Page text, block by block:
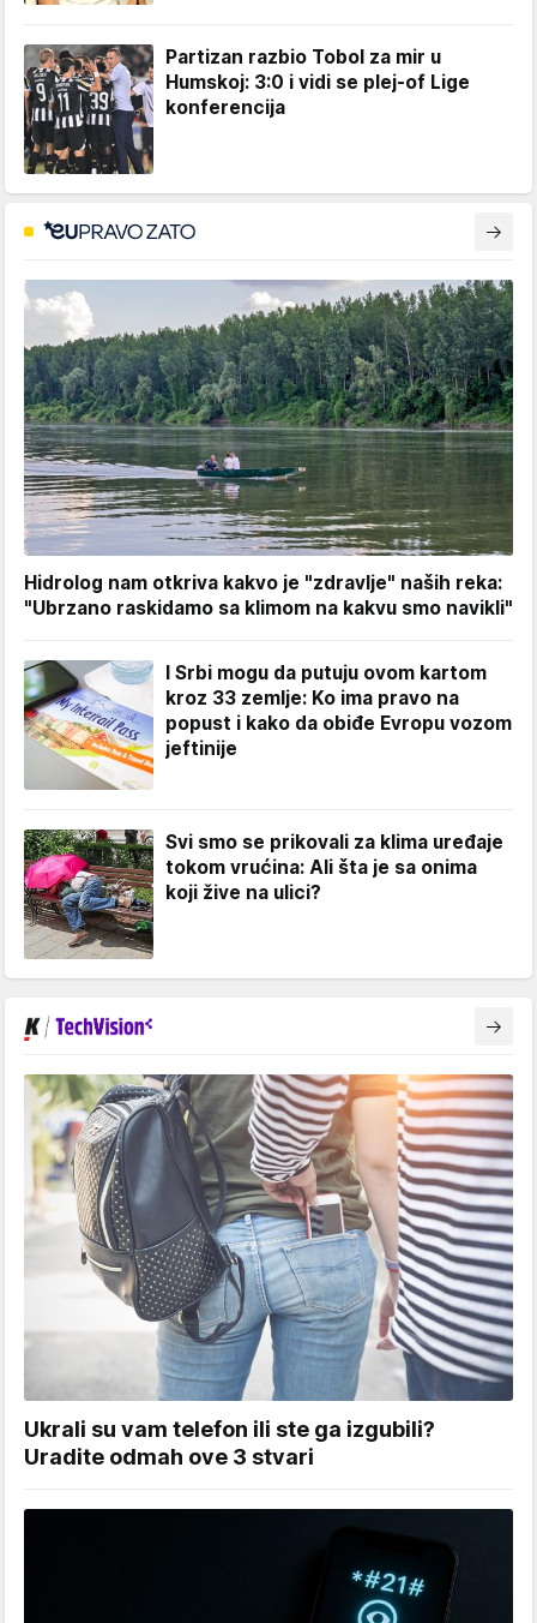
Partizan razbio Tobol za mir u
Humskoj: 3:0 i vidi se plej-of Lige
konferencija
Hidrolog nam otkriva kakvo je "zdravlje" naših reka:
"Ubrzano raskidamo sa klimom na kakvu smo navikli"
I Srbi mogu da putuju ovom kartom
kroz 33 zemlje: Ko ima pravo na
popust i kako da obiđe Evropu vozom
jeftinije
Svi smo se prikovali za klima uređaje
tokom vrućina: Ali šta je sa onima
koji žive na ulici?
Ukrali su vam telefon ili ste ga izgubili?
Uradite odmah ove 3 stvari